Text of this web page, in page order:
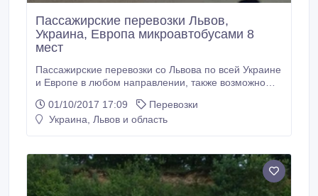
Пассажирские перевозки Львов,
Украина, Европа микроавтобусами 8
мест
Пассажирские перевозки со Львова по всей Украине
и Европе в любом направлении, также возможно
мероприятий. Все цены обговариваются
индивидуально..
01/10/2017 17:09
Перевозки
Украина, Львов и область